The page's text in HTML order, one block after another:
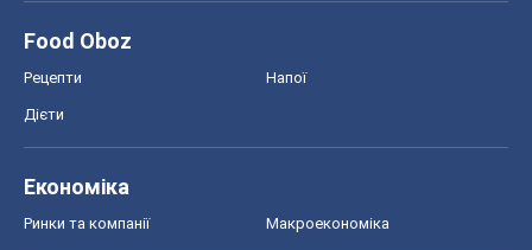
Food Oboz
Рецепти Напої
Дієти
Економіка
Ринки та компанії Макроекономіка